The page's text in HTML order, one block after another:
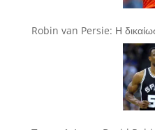
Robin van Persie: Η